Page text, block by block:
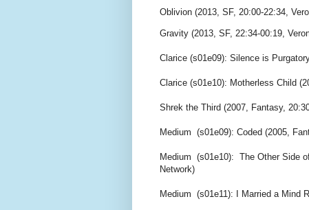
Oblivion (2013, SF, 20:00-22:34,
Gravity (2013, SF, 22:34-00:19,
Clarice (s01e09): Silence is
Clarice (s01e10): Motherless Child
Shrek the Third (2007, Fantasy,
Medium (s01e09): Coded (2005,
Medium (s01e10): The Other Side
Network)
Medium (s01e11): I Married a Mind